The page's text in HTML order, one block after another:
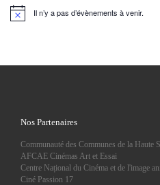
e
Il n’y a pas d’évènements à venir.
Nos Partenaires
Communauté des Communes de la Haute
AFCAE Cinémas Art et Essai
Centre Național du Cinéma et de l'image
Ciné Passion 17